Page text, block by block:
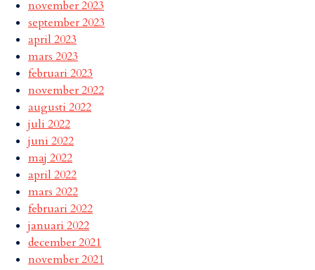
november 2023
september 2023
april 2023
mars 2023
februari 2023
november 2022
augusti 2022
juli 2022
juni 2022
maj 2022
april 2022
mars 2022
februari 2022
januari 2022
december 2021
november 2021